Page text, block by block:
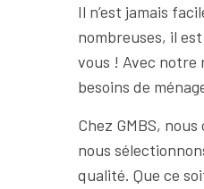
Il n’est jamais
nombreuses, il
vous ! Avec notre
besoins de
Chez GMBS,
nous
qualité. Que ce